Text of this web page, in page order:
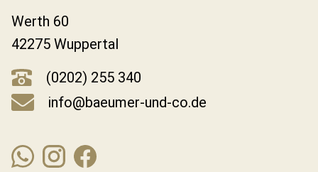
Werth 60
42275 Wuppertal
(0202) 255 340
info@baeumer-und-co.de